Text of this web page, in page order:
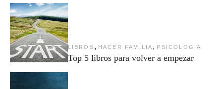
LIBROS , HACER FAMILIA , PSICOLOGIA
Top 5 libros para volver a empezar